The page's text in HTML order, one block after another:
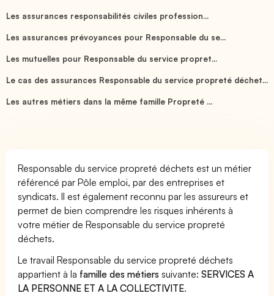
Les assurances responsabilités civiles profession...
Les assurances prévoyances pour Responsable du se...
Les mutuelles pour Responsable du service propret...
Le cas des assurances Responsable du service propreté déchet...
Les autres métiers dans la même famille Propreté ...
Responsable du service propreté déchets est un métier
référencé par Pôle emploi, par des entreprises et
syndicats. Il est également reconnu par les assureurs et
permet de bien comprendre les risques inhérents à
votre métier de Responsable du service propreté
déchets.
Le travail Responsable du service propreté déchets
appartient à la famille des métiers suivante:SERVICES A
LA PERSONNE ET A LA COLLECTIVITE.